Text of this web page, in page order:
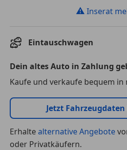
⚠ Inserat
Eintauschwagen
Dein altes Auto in Zahlung
Kaufe und verkaufe bequem in
Jetzt
Erhaltealternative Angebote
oder Privatkäufern.